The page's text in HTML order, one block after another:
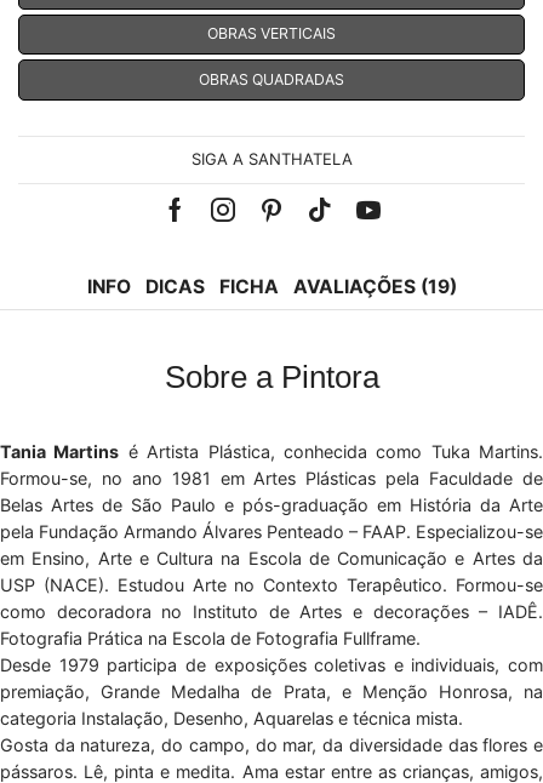
OBRAS VERTICAIS
OBRAS QUADRADAS
SIGA A SANTHATELA
Facebook
Instagram
Pinterest
Tik-Youtube
INFO DICAS FICHA AVALIAÇÕES (19)
Sobre a Pintora
Tania Martins é Artista Plástica, conhecida como Tuka Martins.
Formou-se, no ano 1981 em Artes Plásticas pela Faculdade de
Belas Artes de São Paulo e pós-graduação em História da Arte
pela Fundação Armando Álvares Penteado – FAAP. Especializou-se
em Ensino, Arte e Cultura na Escola de Comunicação e Artes da
USP (NACE). Estudou Arte no Contexto Terapêutico. Formou-se
como decoradora no Instituto de Artes e decorações – IADÊ.
Fotografia Prática na Escola de Fotografia Fullframe.
Desde 1979 participa de exposições coletivas e individuais, com
premiação, Grande Medalha de Prata, e Menção Honrosa, na
categoria Instalação, Desenho, Aquarelas e técnica mista.
Gosta da natureza, do campo, do mar, da diversidade das flores e
pássaros. Lê, pinta e medita. Ama estar entre as crianças, amigos,